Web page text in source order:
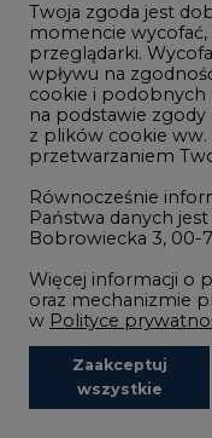
Atom
Fotowoltaika
Offshore wind
Zielone
Zielona
©2002-2021 - 2026
REDAKCJA@CIRE.PL
Twoja zgoda jest
momencie wycofać,
przeglądarki.
wpływu na
cookie i
na podstawie
z plików cookie ww.
przetwarzaniem
Równocześnie
Państwa danych jest
Bobrowiecka 3, 00-
Więcej informacji o
oraz mechanizmie
w Polityce
Zaakceptuj
wszystkie